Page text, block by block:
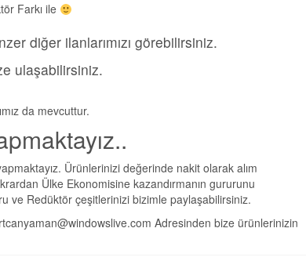
Farkı ile
diğer ilanlarımızı görebilirsiniz.
ulaşabilirsiniz.
da mevcuttur.
Ürünlerinizi değerinde nakit olarak alım
Ülke Ekonomisine kazandırmanın gururunu
ve Redüktör çeşitlerinizi bizimle paylaşabilirsiniz.
Adresinden bize ürünlerinizin